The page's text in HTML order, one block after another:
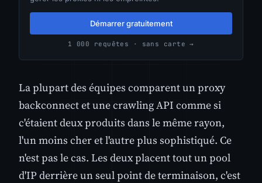
Démarrer gratuitement
1 000 requêtes · sans carte →
La plupart des équipes comparent un proxy
backconnect et une crawling API comme si
c'étaient deux produits dans le même rayon,
l'un moins cher et l'autre plus sophistiqué. Ce
n'est pas le cas. Les deux placent tout un pool
d'IP derrière un seul point de terminaison, c'est